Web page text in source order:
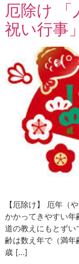
厄除け 「
祝い行事」
【厄除け】 厄年（
かかってきやすい
道の教えにもとず
齢は数え年で（満
歳 […]